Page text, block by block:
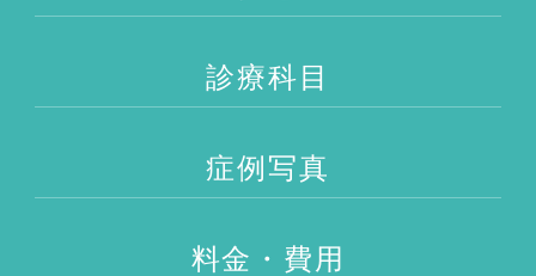
診療科目
症例写真
料金・費用